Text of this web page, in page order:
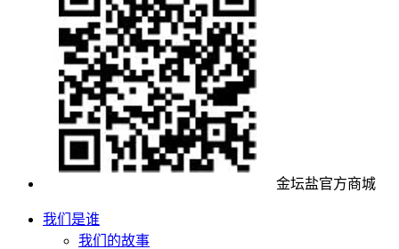
金坛盐官方商城
我们是谁
我们的故事